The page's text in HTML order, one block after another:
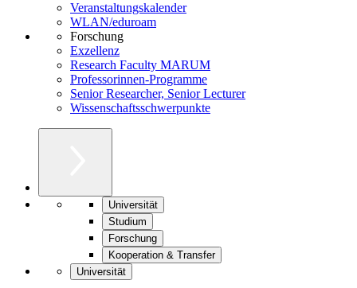
Veranstaltungskalender
WLAN/eduroam
Forschung
Exzellenz
Research Faculty MARUM
Professorinnen-Programme
Senior Researcher, Senior Lecturer
Wissenschaftsschwerpunkte
Universität
Studium
Forschung
Kooperation & Transfer
Universität